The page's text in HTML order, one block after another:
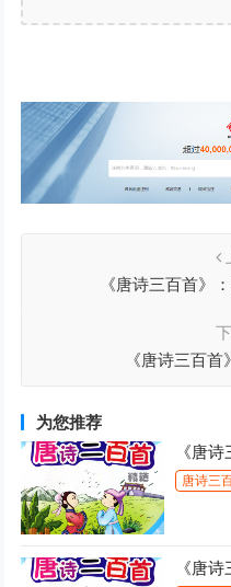
《唐诗三百首》
《唐诗三百
为您推荐
《唐
唐诗三
《唐